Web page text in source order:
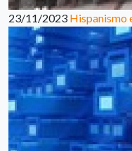
23/11/2023 Hispanismo